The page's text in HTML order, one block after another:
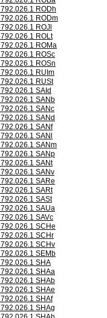
792.026.1 RODh
792.026.1 RODm
792.026.1 ROJl
792.026.1 ROLt
792.026.1 ROMa
792.026.1 ROSc
792.026.1 ROSn
792.026.1 RUIm
792.026.1 RUSt
792.026.1 SAId
792.026.1 SANb
792.026.1 SANc
792.026.1 SANd
792.026.1 SANf
792.026.1 SANl
792.026.1 SANm
792.026.1 SANp
792.026.1 SANt
792.026.1 SANv
792.026.1 SARe
792.026.1 SARt
792.026.1 SASt
792.026.1 SAUa
792.026.1 SAVc
792.026.1 SCHe
792.026.1 SCHr
792.026.1 SCHv
792.026.1 SEMb
792.026.1 SHA
792.026.1 SHAa
792.026.1 SHAb
792.026.1 SHAe
792.026.1 SHAf
792.026.1 SHAg